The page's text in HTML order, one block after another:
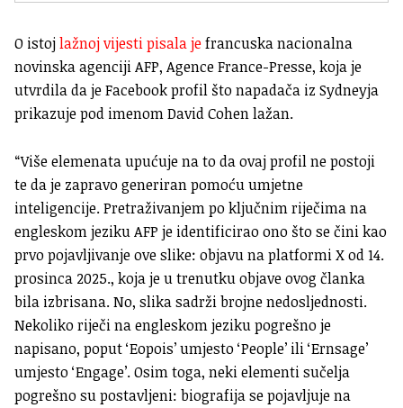
O istojlažnoj vijesti pisala jefrancuska nacionalna
novinska agenciji AFP, Agence France-Presse, koja je
utvrdila da je Facebook profil što napadača iz Sydneyja
prikazuje pod imenom David Cohen lažan.
“Više elemenata upućuje na to da ovaj profil ne postoji
te da je zapravo generiran pomoću umjetne
inteligencije. Pretraživanjem po ključnim riječima na
engleskom jeziku AFP je identificirao ono što se čini kao
prvo pojavljivanje ove slike: objavu na platformi X od 14.
prosinca 2025., koja je u trenutku objave ovog članka
bila izbrisana. No, slika sadrži brojne nedosljednosti.
Nekoliko riječi na engleskom jeziku pogrešno je
napisano, poput ‘Eopois’ umjesto ‘People’ ili ‘Ernsage’
umjesto ‘Engage’. Osim toga, neki elementi sučelja
pogrešno su postavljeni: biografija se pojavljuje na